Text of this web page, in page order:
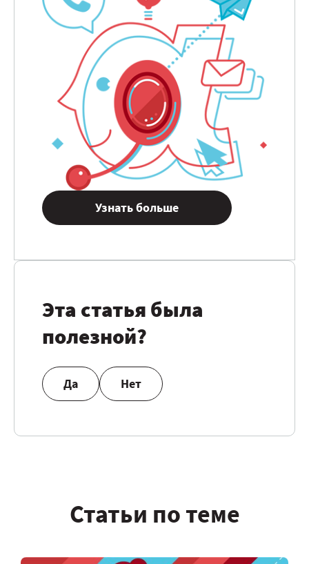
Узнать больше
Эта статья была
полезной?
Да Нет
Статьи по теме